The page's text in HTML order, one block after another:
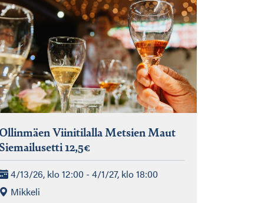
Ollinmäen Viinitilalla Metsien Maut
Siemailusetti 12,5€
4/13/26, klo 12:00 - 4/1/27, klo 18:00
Mikkeli